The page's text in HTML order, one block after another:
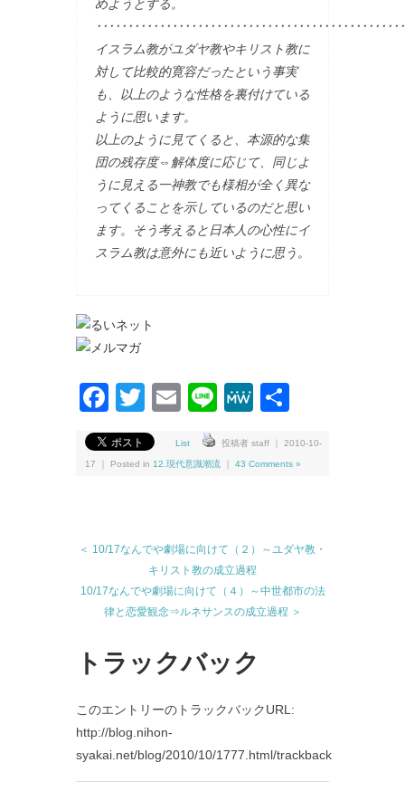
めようとする。
･･･････････････････････････････････････････････
イスラム教がユダヤ教やキリスト教に
対して比較的寛容だったという事実
も、以上のような性格を裏付けている
ように思います。
以上のように見てくると、本源的な集
団の残存度⇔解体度に応じて、同じよ
うに見える一神教でも様相が全く異な
ってくることを示しているのだと思い
ます。そう考えると日本人の心性にイ
スラム教は意外にも近いように思う。
Facebook
Twitter
EmailLineMeWe
List 投稿者 staff ｜ 2010-10-
17 ｜ Posted in 12.現代意識潮流 43 Comments »
＜ 10/17なんでや劇場に向けて（２）～ユダヤ教・
キリスト教の成立過程
10/17なんでや劇場に向けて（４）～中世都市の法
律と恋愛観念⇒ルネサンスの成立過程 ＞
トラックバック
このエントリーのトラックバックURL:
http://blog.nihon-
syakai.net/blog/2010/10/1777.html/trackback